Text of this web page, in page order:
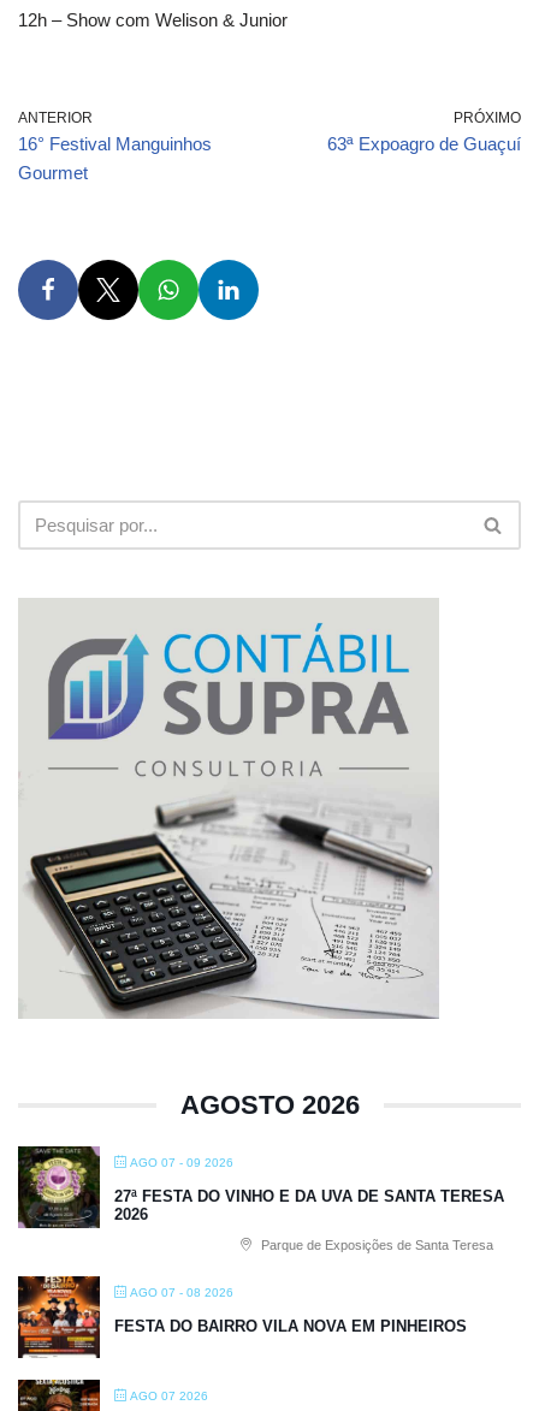
12h – Show com Welison & Junior
ANTERIOR
16° Festival Manguinhos
Gourmet
PRÓXIMO
63ª Expoagro de Guaçuí
AGOSTO 2026
AGO 07 - 09 2026
27ª FESTA DO VINHO E DA UVA DE SANTA TERESA
2026
Parque de Exposições de Santa Teresa
AGO 07 - 08 2026
FESTA DO BAIRRO VILA NOVA EM PINHEIROS
AGO 07 2026